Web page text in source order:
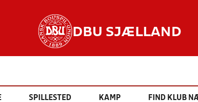
DBU SJÆLLAND
SPILLESTED KAMP FIND KLUB